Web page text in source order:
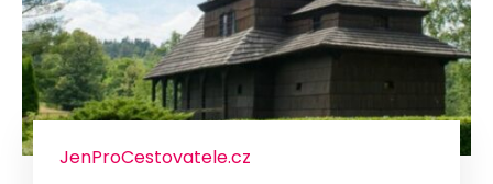
JenProCestovatele.cz